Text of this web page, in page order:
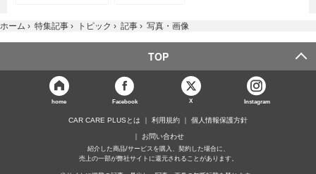
ホーム › 特集記事 › トピック › 記事 › 写真・画像
TOP
home Facebook X Instagram
CAR CARE PLUSとは 利用規約 個人情報保護方針
お問い合わせ
紹介した商品/サービスを購入、契約した場合に、
売上の一部が弊社サイトに還元されることがあります。